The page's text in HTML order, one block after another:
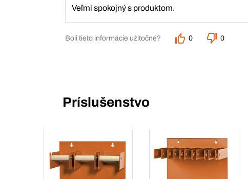
Veľmi spokojný s produktom.
Boli tieto informácie užitočné? 0 0
Príslušenstvo